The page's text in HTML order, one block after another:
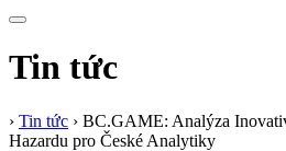
Tin tức
› Tin tức › BC.GAME: Analýza
Hazardu pro České Analytiky